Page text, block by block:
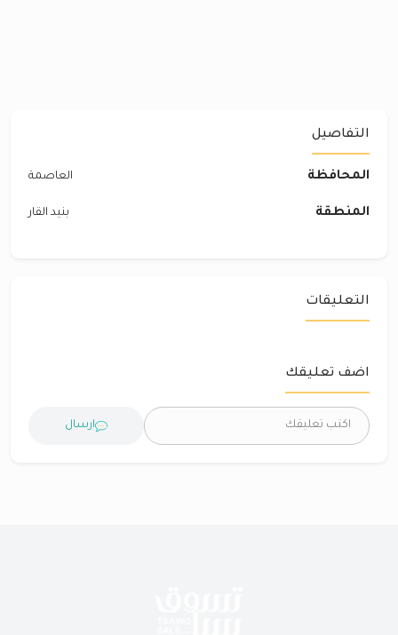
التفاصيل
المحافظة العاصمة
المنطقة بنيد القار
التعليقات
اضف تعليقك
ارسال